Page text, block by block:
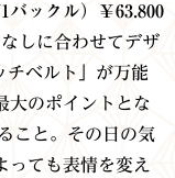
バックル）￥63.800
しに合わせてデザ
チベルト」が万能
大のポイントとな
こと。その日の気
っても表情を変え